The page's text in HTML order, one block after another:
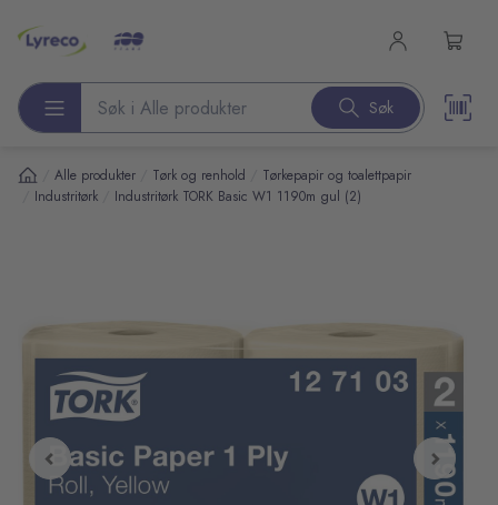
Søk etter produkter Søk
Alle produkter Tørk og renhold Tørkepapir og toalettpapir
Industritørk Industritørk TORK Basic W1 1190m gul (2)